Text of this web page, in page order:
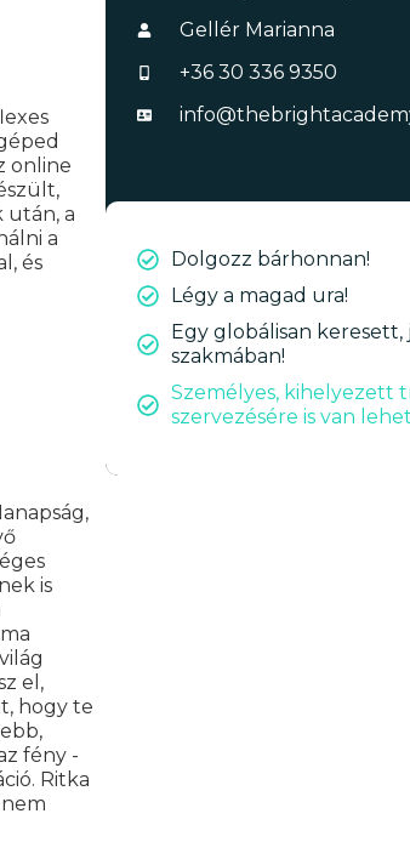
Gellér Marianna
+36 30 336 9350
Dolgozz bárhonnan!
Légy a magad ura!
Egy globálisan keresett,
szakmában!
Személyes, kihelyezett
szervezésére is van
online
után, a
a
és
is
el,
hogy te
fény -
Ritka